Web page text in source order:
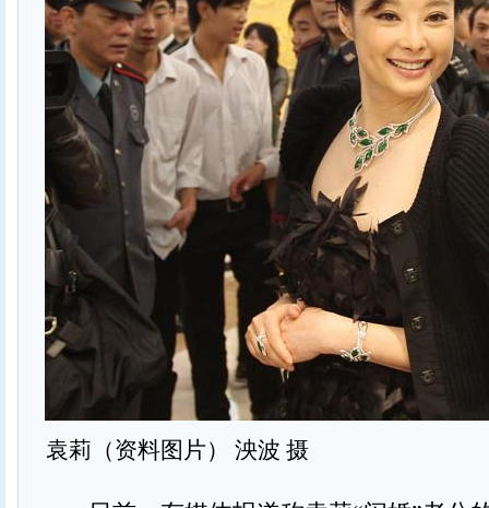
袁莉（资料图片） 泱波 摄